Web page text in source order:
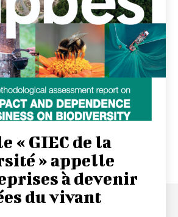
« GIEC de la
» appelle
à devenir
du vivant